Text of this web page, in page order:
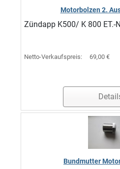
Motorbolzen 2.
Zündapp K500/ K 800 ET.-
Netto-Verkaufspreis: 69,00 €
Bundmutter